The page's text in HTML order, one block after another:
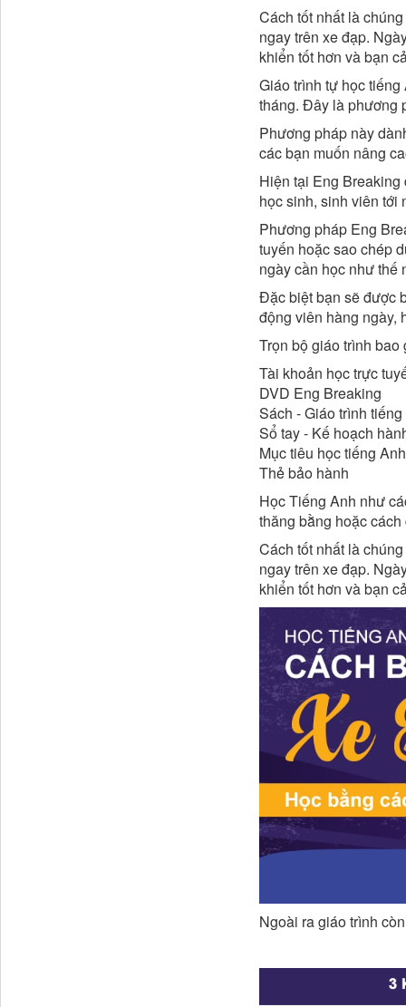
Cách tốt nhất là
ngay trên xe đạp.
khiển tốt hơn và bạn
Giáo trình tự học
tháng. Đây là phương
Phương pháp này
các bạn muốn nâng
Hiện tại Eng
học sinh, sinh viên tới
Phương pháp Eng
tuyến hoặc sao chép
ngày cần học như thế
Đặc biệt bạn sẽ được
động viên hàng ngày,
Trọn bộ giáo trình bao
​Tài khoản học trực
DVD Eng Breaking
Sách - Giáo trình
Sổ tay - Kế hoạch
Mục tiêu học tiếng Anh
Thẻ bảo hành
Học Tiếng Anh như
thăng bằng hoặc
Cách tốt nhất là
ngay trên xe đạp.
khiển tốt hơn và bạn
Ngoài ra giáo trình